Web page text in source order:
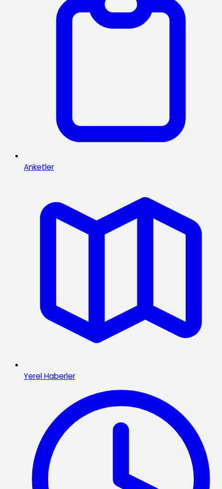
Anketler
Yerel Haberler